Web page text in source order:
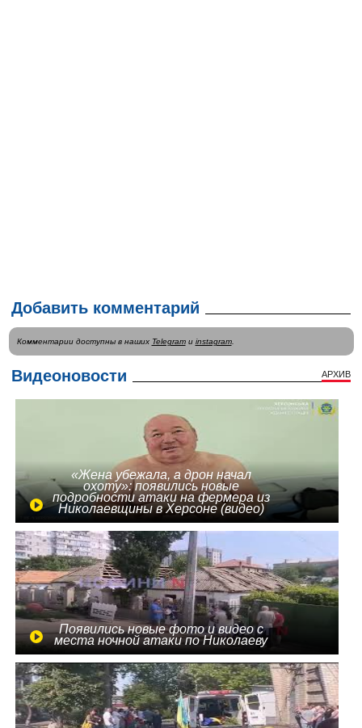
Добавить комментарий
Комментарии доступны в наших Telegramи instagram.
Видеоновости АРХИВ
«Жена убежала, а дрон начал
охоту»: появились новые
подробности атаки на фермера из
Николаевщины в Херсоне (видео)
Появились новые фото и видео с
места ночной атаки по Николаеву